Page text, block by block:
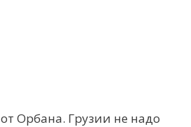
Орбана. Грузии не надо